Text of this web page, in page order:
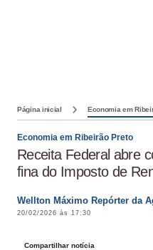
Página inicial Economia em
Economia em Ribeirão Preto
Receita Federal abre
fina do Imposto de
Wellton Máximo Repórter da
20/02/2026 às 17:30
Compartilhar notícia